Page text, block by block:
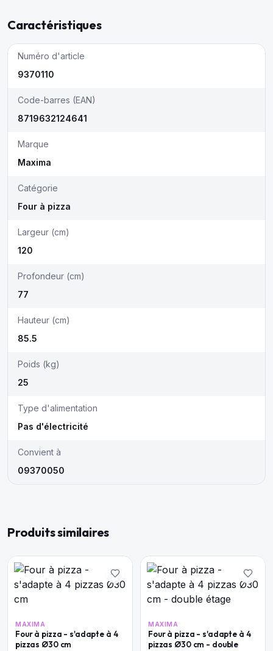
Caractéristiques
Numéro d'article
9370110
Code-barres (EAN)
8719632124641
Marque
Maxima
Catégorie
Four à pizza
Largeur (cm)
120
Profondeur (cm)
77
Hauteur (cm)
85.5
Poids (kg)
25
Type d'alimentation
Pas d'électricité
Convient à
09370050
Produits similaires
MAXIMA
Four à pizza - s'adapte à 4
pizzas Ø30 cm
MAXIMA
Four à pizza - s'adapte à 4
pizzas Ø30 cm - double